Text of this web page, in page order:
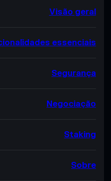
Visão geral
essenciais
Segurança
Negociação
Staking
Sobre